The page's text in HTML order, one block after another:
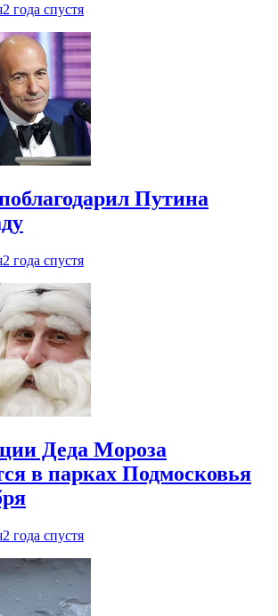
2 года спустя
Путина
2 года спустя
Деда Мороза
в парках Подмосковья
2 года спустя